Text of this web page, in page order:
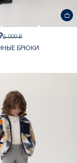
5 999 ₽
БРЮКИ